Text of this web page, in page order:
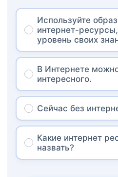
Используйте
интернет-
уровень своих
В Интернете
интересного.
Сейчас без
Какие интернет
назвать?